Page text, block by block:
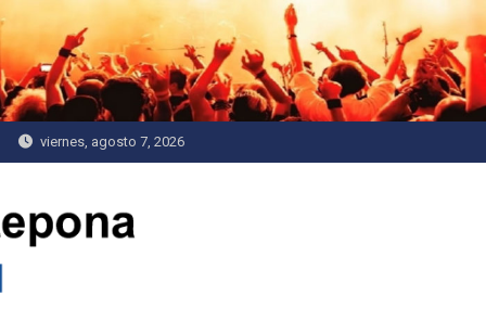
Saltar
al
contenido
viernes, agosto 7, 2026